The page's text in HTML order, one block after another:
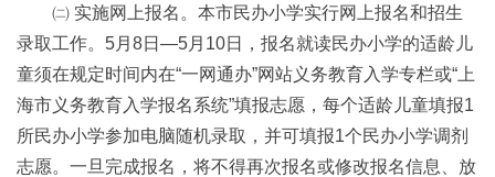
㈡ 实施网上报名。本市民办小学实行网上报名和招生
录取工作。5月8日—5月10日，报名就读民办小学的适龄儿
童须在规定时间内在“一网通办”网站义务教育入学专栏或“上
海市义务教育入学报名系统”填报志愿，每个适龄儿童填报1
所民办小学参加电脑随机录取，并可填报1个民办小学调剂
志愿。一旦完成报名，将不得再次报名或修改报名信息、放